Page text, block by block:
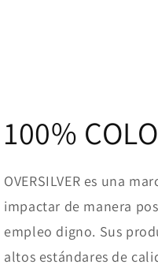
100%
OVERSILVER es una
impactar de manera
empleo digno. Sus
altos estándares de